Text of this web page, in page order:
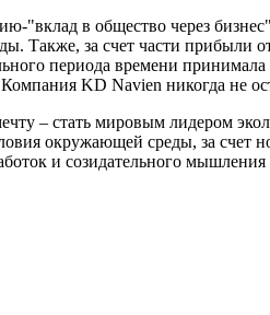
в общество через
Также, за счет части прибыли
периода времени
KD Navien никогда не
– стать мировым лидером
окружающей среды, за счет
и созидательного